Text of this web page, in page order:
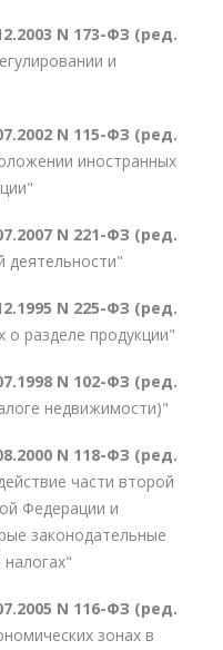
N 173-ФЗ (ред.
и
N 115-ФЗ (ред.
иностранных
N 221-ФЗ (ред.
деятельности"
N 225-ФЗ (ред.
о разделе продукции"
N 102-ФЗ (ред.
недвижимости)"
N 118-ФЗ (ред.
части второй
Федерации и
законодательные
N 116-ФЗ (ред.
зонах в